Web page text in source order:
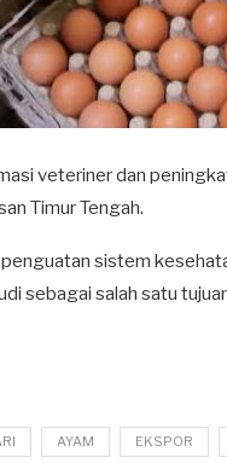
veteriner dan
Timur Tengah.
sistem
sebagai salah satu
AYAM EKSPOR